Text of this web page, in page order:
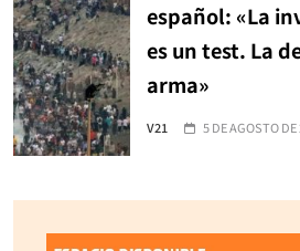
español: «La
es un test. La
arma»
V21 5 DE AGOSTO